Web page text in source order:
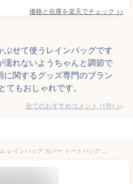
価格と在庫を楽天でチェック >>
せて使うレインバッグです
濡れないようちゃんと調節で
関するグッズ専門のブラン
てもおしゃれです。
全てのおすすめコメント (1件) >
AQUASCUTUM アクアスキュータム レインバッグ カバー トートバッグ サブ レディース 防水 撥水 雨よけ 汚れ防止 通勤 通学 クリーム グレー ネイビー ライトベージュ ベージュ レッド サックス ブルー イエロー コーラル 1AQ 49018 母の日